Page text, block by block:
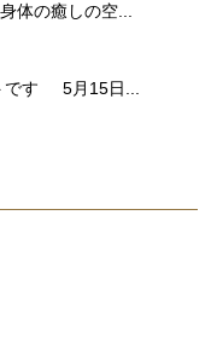
体の癒しの空...
です 5月15日...